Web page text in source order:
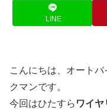
LINE
こんにちは、オート
クマンです。
今回はひたすら ワイヤ